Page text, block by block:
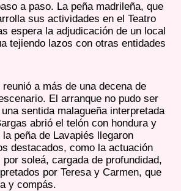
a paso. La peña madrileña, que
sus actividades en el Teatro
espera la adjudicación de un local
tejiendo lazos con otras entidades
a más de una decena de
El arranque no pudo ser
sentida malagueña interpretada
abrió el telón con hondura y
peña de Lavapiés llegaron
destacados, como la actuación
por soleá, cargada de profundidad,
por Teresa y Carmen, que
y compás.